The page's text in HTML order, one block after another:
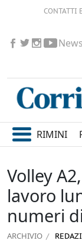
CONTATTI
RIMINI
Volley
lavoro
numeri
ARCHIVIO